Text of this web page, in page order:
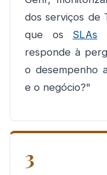
dos serviços de
que os SLAs
responde à
o desempenho
e o negócio?"
3